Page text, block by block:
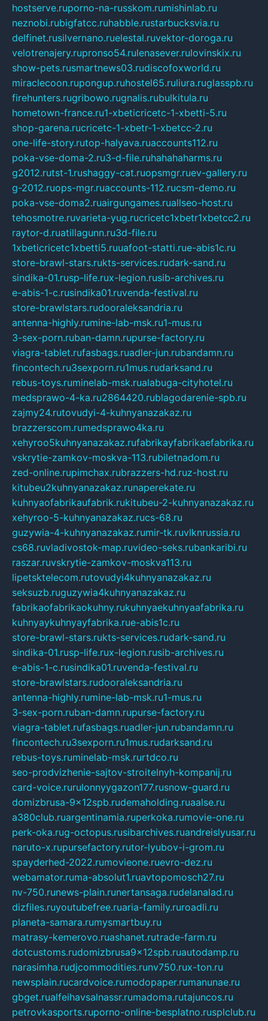
hostserve.ruporno-na-russkom.rumishinlab.ru
neznobi.rubigfatcc.ruhabble.rustarbucksvia.ru
delfinet.rusilvernano.ruelestal.ruvektor-doroga.ru
velotrenajery.rupronso54.rulenasever.rulovinskix.ru
show-pets.rusmartnews03.rudiscofoxworld.ru
miraclecoon.rupongup.ruhostel65.ruliura.ruglasspb.ru
firehunters.rugribowo.rugnalis.rubulkitula.ru
hometown-france.ru1-xbeticricetc-1-xbetti-5.ru
shop-garena.rucricetc-1-xbetr-1-xbetcc-2.ru
one-life-story.rutop-halyava.ruaccounts112.ru
poka-vse-doma-2.ru3-d-file.ruhahahaharms.ru
g2012.rutst-1.rushaggy-cat.ruopsmgr.ruev-gallery.ru
g-2012.ruops-mgr.ruaccounts-112.rucsm-demo.ru
poka-vse-doma2.ruairgungames.ruallseo-host.ru
tehosmotre.ruvarieta-yug.rucricetc1xbetr1xbetcc2.ru
raytor-d.ruatillagunn.ru3d-file.ru
1xbeticricetc1xbetti5.ruuafoot-statti.rue-abis1c.ru
store-brawl-stars.rukts-services.rudark-sand.ru
sindika-01.rusp-life.rux-legion.rusib-archives.ru
e-abis-1-c.rusindika01.ruvenda-festival.ru
store-brawlstars.rudooraleksandria.ru
antenna-highly.rumine-lab-msk.ru1-mus.ru
3-sex-porn.ruban-damn.rupurse-factory.ru
viagra-tablet.rufasbags.ruadler-jun.rubandamn.ru
fincontech.ru3sexporn.ru1mus.rudarksand.ru
rebus-toys.ruminelab-msk.rualabuga-cityhotel.ru
medsprawo-4-ka.ru2864420.rublagodarenie-spb.ru
zajmy24.rutovudyi-4-kuhnyanazakaz.ru
brazzerscom.rumedsprawo4ka.ru
xehyroo5kuhnyanazakaz.rufabrikayfabrikaefabrika.ru
vskrytie-zamkov-moskva-113.rubiletnadom.ru
zed-online.rupimchax.rubrazzers-hd.ruz-host.ru
kitubeu2kuhnyanazakaz.runaperekate.ru
kuhnyaofabrikaufabrik.rukitubeu-2-kuhnyanazakaz.ru
xehyroo-5-kuhnyanazakaz.rucs-68.ru
guzywia-4-kuhnyanazakaz.rumir-tk.ruvlknrussia.ru
cs68.ruvladivostok-map.ruvideo-seks.rubankaribi.ru
raszar.ruvskrytie-zamkov-moskva113.ru
lipetsktelecom.rutovudyi4kuhnyanazakaz.ru
seksuzb.ruguzywia4kuhnyanazakaz.ru
fabrikaofabrikaokuhny.rukuhnyaekuhnyaafabrika.ru
kuhnyaykuhnyayfabrika.rue-abis1c.ru
store-brawl-stars.rukts-services.rudark-sand.ru
sindika-01.rusp-life.rux-legion.rusib-archives.ru
e-abis-1-c.rusindika01.ruvenda-festival.ru
store-brawlstars.rudooraleksandria.ru
antenna-highly.rumine-lab-msk.ru1-mus.ru
3-sex-porn.ruban-damn.rupurse-factory.ru
viagra-tablet.rufasbags.ruadler-jun.rubandamn.ru
fincontech.ru3sexporn.ru1mus.rudarksand.ru
rebus-toys.ruminelab-msk.rurtdco.ru
seo-prodvizhenie-sajtov-stroitelnyh-kompanij.ru
card-voice.rurulonnyygazon177.rusnow-guard.ru
domizbrusa-9x12spb.rudemaholding.ruaalse.ru
a380club.ruargentinamia.ruperkoka.rumovie-one.ru
perk-oka.rug-octopus.rusibarchives.ruandreislyusar.ru
naruto-x.rupursefactory.rutor-lyubov-i-grom.ru
spayderhed-2022.rumovieone.ruevro-dez.ru
webamator.ruma-absolut1.ruavtopomosch27.ru
nv-750.runews-plain.runertansaga.rudelanalad.ru
dizfiles.ruyoutubefree.ruaria-family.ruroadli.ru
planeta-samara.rumysmartbuy.ru
matrasy-kemerovo.ruashanet.rutrade-farm.ru
dotcustoms.rudomizbrusa9x12spb.ruautodamp.ru
narasimha.rudjcommodities.runv750.rux-ton.ru
newsplain.rucardvoice.rumodopaper.rumanunae.ru
gbget.rualfeihavsalnassr.rumadoma.rutajuncos.ru
petrovkasports.ruporno-online-besplatno.rusplclub.ru